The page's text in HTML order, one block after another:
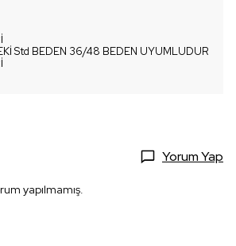
Std BEDEN 36/48 BEDEN UYUMLUDUR
Yorum Yap
yapılmamış.